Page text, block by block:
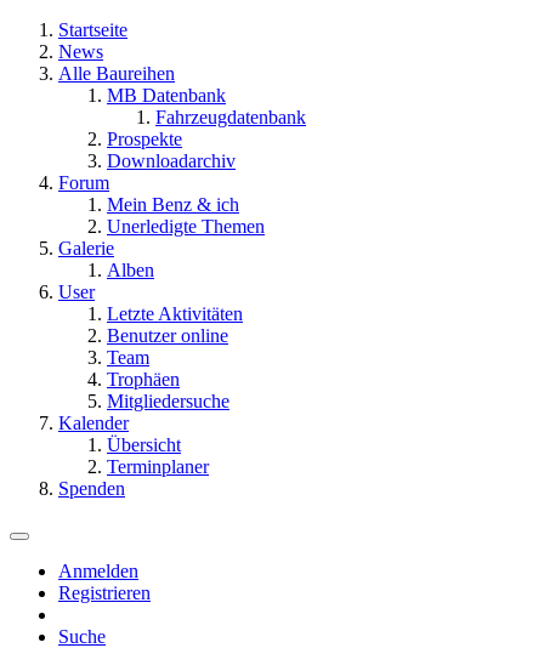
Startseite
News
Alle Baureihen
MB Datenbank
Fahrzeugdatenbank
Prospekte
Downloadarchiv
Forum
Mein Benz & ich
Unerledigte Themen
Galerie
Alben
User
Letzte Aktivitäten
Benutzer online
Team
Trophäen
Mitgliedersuche
Kalender
Übersicht
Terminplaner
Spenden
Anmelden
Registrieren
Suche